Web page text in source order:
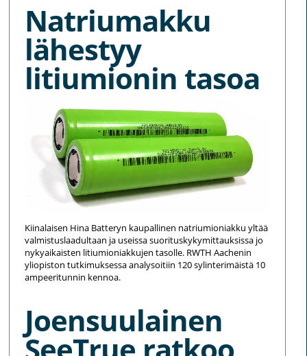
Natriumakku
lähestyy
litiumionin tasoa
Kiinalaisen Hina Batteryn kaupallinen natriumioniakku yltää
valmistuslaadultaan ja useissa suorituskykymittauksissa jo
nykyaikaisten litiumioniakkujen tasolle. RWTH Aachenin
yliopiston tutkimuksessa analysoitiin 120 sylinterimäistä 10
ampeeritunnin kennoa.
Joensuulainen